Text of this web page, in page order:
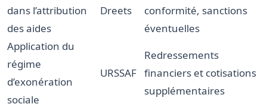
dans l’attribution
des aides
Dreets
conformité, sanctions
éventuelles
Application du
régime
d’exonération
sociale
URSSAF
Redressements
financiers et cotisations
supplémentaires